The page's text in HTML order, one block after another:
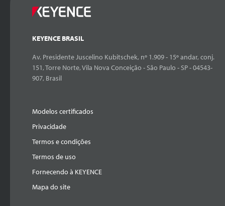
KEYENCE BRASIL
Av. Presidente Juscelino Kubitschek, nº 1.909 - 15º andar, conj.
151, Torre Norte, Vila Nova Conceição - São Paulo - SP - 04543-
907, Brasil
Modelos certificados
Privacidade
Termos e condições
Termos de uso
Fornecendo à KEYENCE
Mapa do site